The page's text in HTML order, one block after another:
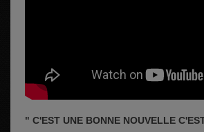
" C'EST UNE BONNE NOUVELLE